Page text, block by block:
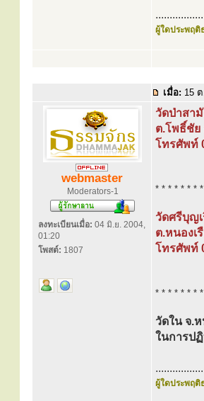
ผู้ใดประพฤติ
เมื่อ: 15
webmaster
Moderators-1
ลงทะเบียนเมื่อ: 04 มิ.ย. 2004,
01:20
โพสต์: 1807
วัดป่าสา
ต.โพธิ์ชัย
โทรศัพท์
* * * * * * *
วัดศรีบุญ
ต.หนองเ
โทรศัพท์
* * * * * * *
วัดใน จ.
ในการป
ผู้ใดประพฤติ